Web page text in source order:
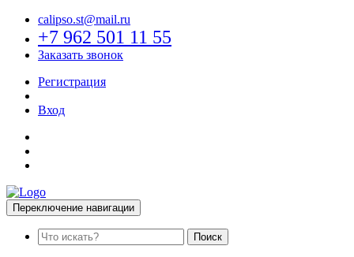
calipso.st@mail.ru
+7 962 501 11 55
Заказать звонок
Регистрация
Вход
Переключение навигации
Поиск